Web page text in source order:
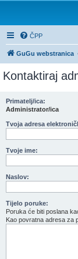
ČPP
GuGu webstranica
Kontaktiraj
Primatelj/ica:
Administrator/ica
Tvoja adresa
Tvoje ime:
Naslov:
Tijelo poruke:
Poruka će biti poslana
Kao povratna adresa za